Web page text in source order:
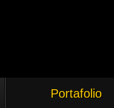
Portafolio